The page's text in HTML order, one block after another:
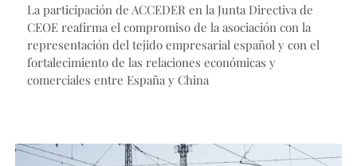
La participación de ACCEDER en la Junta Directiva de
CEOE reafirma el compromiso de la asociación con la
representación del tejido empresarial español y con el
fortalecimiento de las relaciones económicas y
comerciales entre España y China